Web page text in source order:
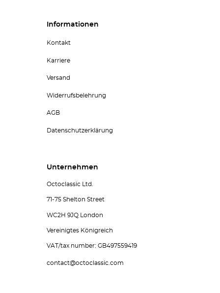
Informationen
Kontakt
Karriere
Versand
Widerrufsbelehrung
AGB
Datenschutzerklärung
Unternehmen
Octoclassic Ltd.
71-75 Shelton Street
WC2H 9JQ London
Vereinigtes Königreich
VAT/tax number: GB497559419
contact@octoclassic.com